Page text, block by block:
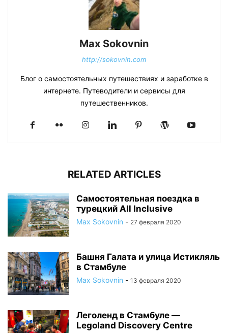
Max Sokovnin
http://sokovnin.com
Блог о самостоятельных путешествиях и заработке в
интернете. Путеводители и сервисы для
путешественников.
RELATED ARTICLES
Самостоятельная поездка в
турецкий All Inclusive
Max Sokovnin - 27 февраля 2020
Башня Галата и улица Истикляль
в Стамбуле
Max Sokovnin - 13 февраля 2020
Леголенд в Стамбуле —
Legoland Discovery Centre